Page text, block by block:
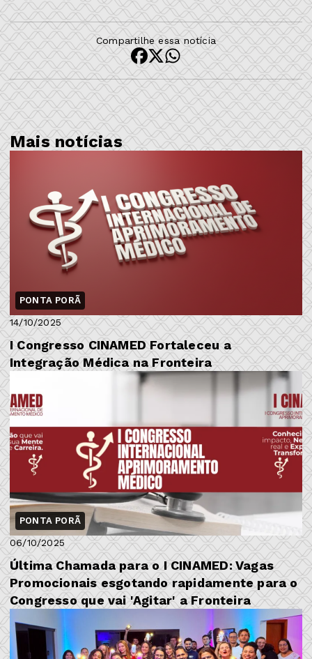
Compartilhe essa notícia
Mais notícias
PONTA PORÃ
14/10/2025
I Congresso CINAMED Fortaleceu a
Integração Médica na Fronteira
PONTA PORÃ
06/10/2025
Última Chamada para o I CINAMED: Vagas
Promocionais esgotando rapidamente para o
Congresso que vai 'Agitar' a Fronteira